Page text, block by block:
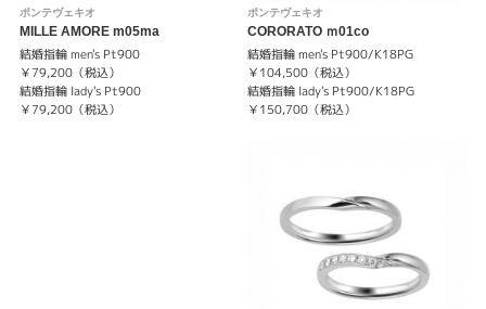
ポンテヴェキオ
MILLE AMORE m05ma
結婚指輪 men's Pt900
￥79,200（税込）
結婚指輪 lady's Pt900
￥79,200（税込）
ポンテヴェキオ
CORORATO ｍ01co
結婚指輪 men's Pt900/K18PG
￥104,500（税込）
結婚指輪 lady's Pt900/K18PG
￥150,700（税込）